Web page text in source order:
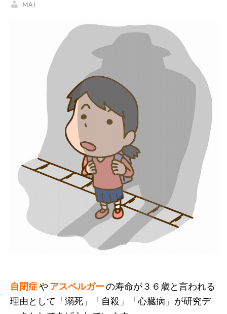
MAI
自閉症や アスペルガーの寿命が３６歳と言われる
理由として「溺死」「自殺」「心臓病」が研究デ